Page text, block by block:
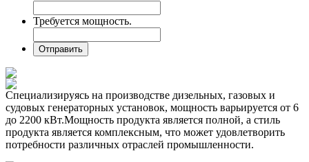
Требуется мощность.
Специализируясь на производстве дизельных, газовых и
судовых генераторных установок, мощность варьируется от 6
до 2200 кВт.Мощность продукта является полной, а стиль
продукта является комплексным, что может удовлетворить
потребности различных отраслей промышленности.